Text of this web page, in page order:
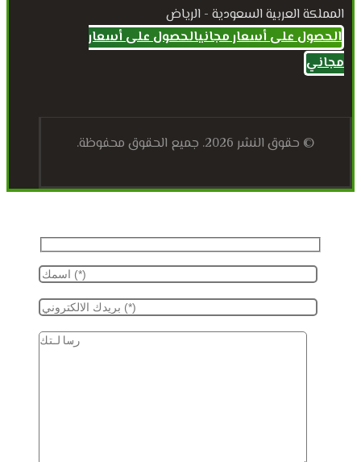
المملكة العربية السعودية - الرياض
الحصول على أسعار مجانيالحصول على أسعار
مجاني
© حقوق النشر 2026. جميع الحقوق محفوظة.